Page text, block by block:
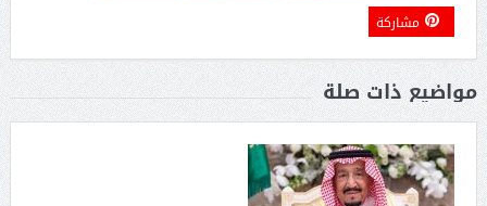
مشاركة
مواضيع ذات صلة